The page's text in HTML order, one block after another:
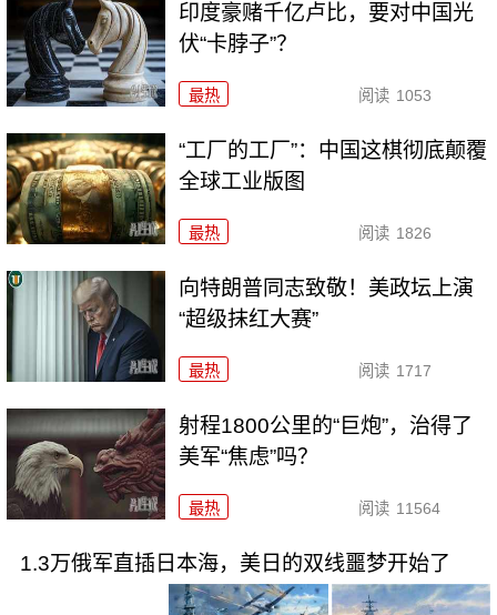
印度豪赌千亿卢比，要对中国光
伏“卡脖子”？
最热 阅读 1053
“工厂的工厂”：中国这棋彻底颠覆
全球工业版图
最热 阅读 1826
向特朗普同志致敬！美政坛上演
“超级抹红大赛”
最热 阅读 1717
射程1800公里的“巨炮”，治得了
美军“焦虑”吗？
最热 阅读 11564
1.3万俄军直插日本海，美日的双线噩梦开始了